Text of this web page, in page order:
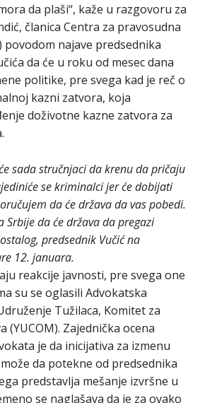
da plaši“, kaže u razgovoru za
članica Centra za pravosudna
povodom najave predsednika
da će u roku od mesec dana
politike, pre svega kad je reč o
kazni zatvora, koja
doživotne kazne zatvora za
sada stručnjaci da krenu da pričaju
se kriminalci jer će dobijati
da će država da vas pobedi.
Srbije da će država da pregazi
predsednik Vučić na
12. januara.
reakcije javnosti, pre svega one
su se oglasili Advokatska
Tužilaca, Komitet za
(YUCOM). Zajednička ocena
je da inicijativa za izmenu
da potekne od predsednika
predstavlja mešanje izvršne u
se naglašava da je za ovako